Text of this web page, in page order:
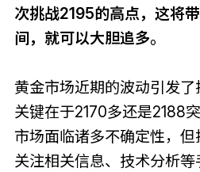
次挑战2195的高点，这将
间，就可以大胆追多。
黄金市场近期的波动引发了
关键在于2170多还是2188
市场面临诸多不确定性，
关注相关信息、技术分析